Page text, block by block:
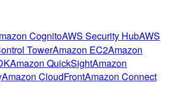
CognitoAWS Security HubAWS
TowerAmazon EC2Amazon
Amazon QuickSightAmazon
Amazon CloudFrontAmazon Connect